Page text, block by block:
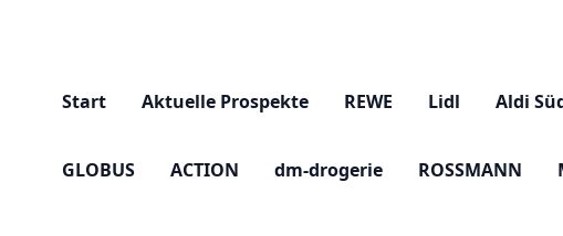
Start Aktuelle Prospekte REWE Lidl Aldi
GLOBUS ACTION dm-drogerie ROSSMANN